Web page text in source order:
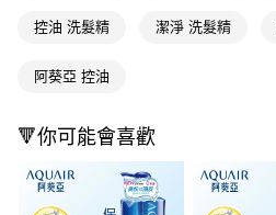
２．便利：只要手機號碼，簡訊認證，即
【「AFTEE先享後付」結帳流程】
結帳頁面，進行簡訊認證並確認金額後，即
２．訂單成立數日內，您將收到繳費通知簡
３．收到繳費通知簡訊後14天內，點擊此
ATM／網路銀行／等多元方式進行付款，
※ 請注意：結帳手續完成當下不需立刻繳
運送方式
每筆NT$65，滿NT$390(含以上)免運費
付款後全家取貨
萊爾富取貨付款
控油 洗髮精 潔淨 洗髮精
阿葵亞 控油
🔻你可能會喜歡